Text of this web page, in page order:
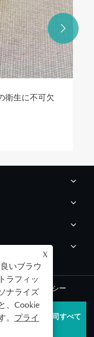
衛生に不可欠

ライバシーポリシー
産業発展有限公司すべて
。
X
いブラウ
ラフィッ
ナライズ
、Cookie
プライ